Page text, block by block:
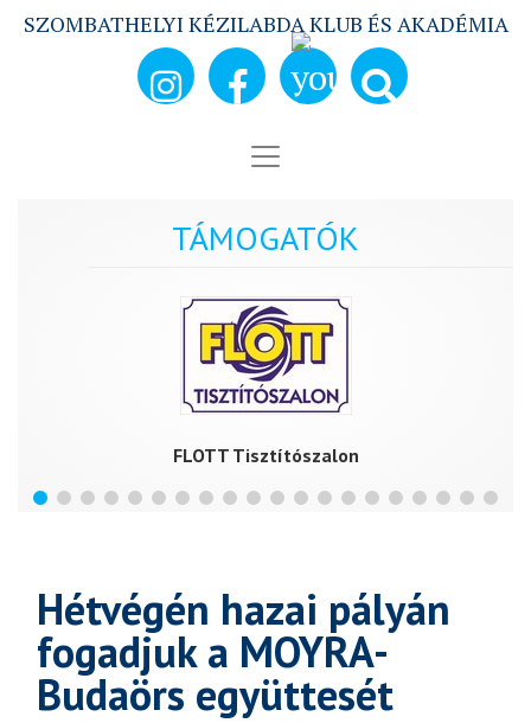
SZOMBATHELYI KÉZILABDA KLUB ÉS AKADÉMIA
TÁMOGATÓK
FLOTT Tisztítószalon
Hétvégén hazai pályán
fogadjuk a MOYRA-
Budaörs együttesét